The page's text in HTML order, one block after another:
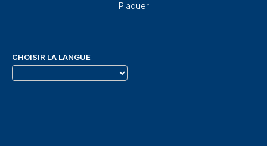
Plaquer
CHOISIR LA LANGUE